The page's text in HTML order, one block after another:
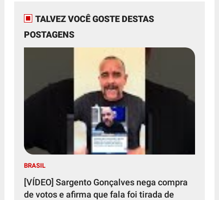
TALVEZ VOCÊ GOSTE DESTAS
POSTAGENS
BRASIL
[VÍDEO] Sargento Gonçalves nega compra
de votos e afirma que fala foi tirada de